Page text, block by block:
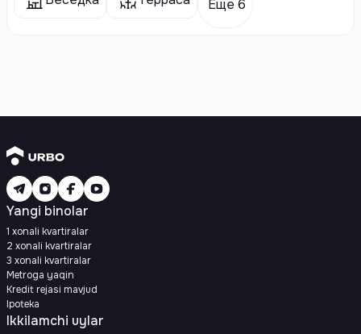
Еще 6
Yangi binolar
1 xonali kvartiralar
2 xonali kvartiralar
3 xonali kvartiralar
Metroga yaqin
Kredit rejasi mavjud
Ipoteka
Ikkilamchi uylar